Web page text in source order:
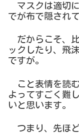
マスクは適切
でが布で隠され
だからこそ、
ックしたり、飛
ですが。
こと表情を読
よってすごく難
いと思います。
つまり、先ほ